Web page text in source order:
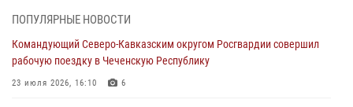
второй годовщине вторжения ВСУ на территорию области
06 августа 2026, 11:56
ПОПУЛЯРНЫЕ НОВОСТИ
Командующий Северо-Кавказским округом Росгвардии совершил
рабочую поездку в Чеченскую Республику
23 июля 2026, 16:10 6